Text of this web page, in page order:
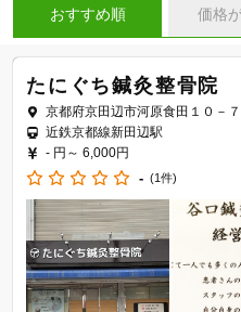
おすすめ順 価格
たにぐち鍼灸整骨院
京都府京田辺市河原食田１０－７
近鉄京都線新田辺駅
- 円～ 6,000円
- (1件)